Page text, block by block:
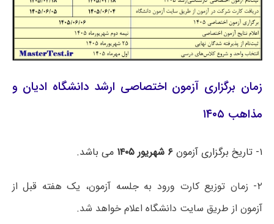
زمان برگزاری آزمون اختصاصی ارشد دانشگاه ادیان و
مذاهب ۱۴۰۵
۱- تاریخ برگزاری آزمون ۶ شهریور ۱۴۰۵ می باشد.
۲- زمان توزیع کارت ورود به جلسه آزمون، یک هفته قبل از
آزمون از طریق سایت دانشگاه اعلام خواهد شد.